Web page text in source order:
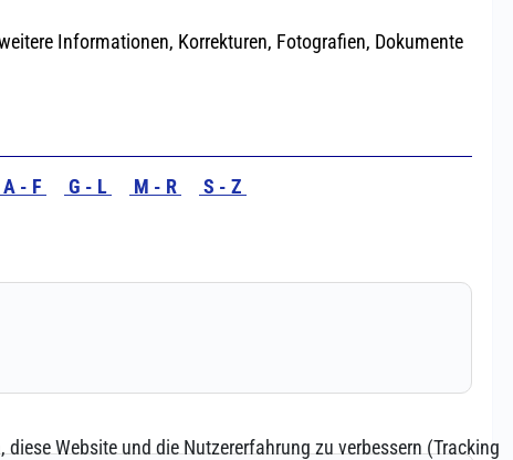
Website und die Nutzererfahrung zu verbessern (Tracking